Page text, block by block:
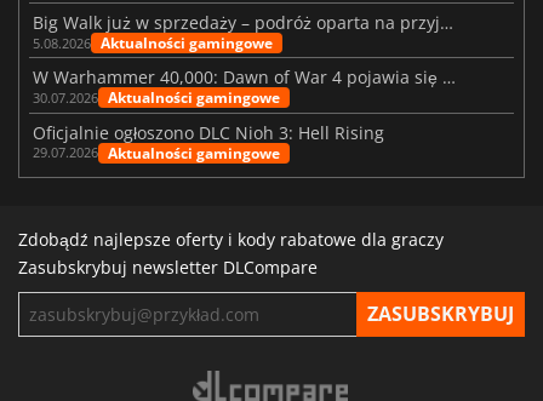
Big Walk już w sprzedaży – podróż oparta na przyjaźni
5.08.2026 Aktualności gamingowe
W Warhammer 40,000: Dawn of War 4 pojawia się frakcja Nekronów
30.07.2026 Aktualności gamingowe
Oficjalnie ogłoszono DLC Nioh 3: Hell Rising
29.07.2026 Aktualności gamingowe
Zdobądź najlepsze oferty i kody rabatowe dla graczy
Zasubskrybuj newsletter DLCompare